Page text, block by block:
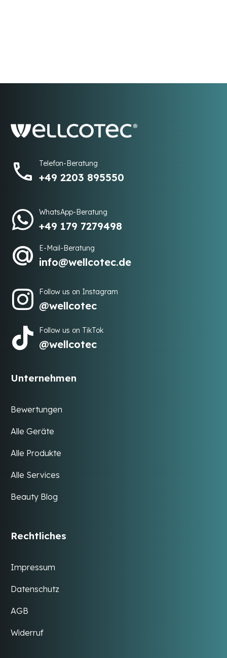
Telefon-Beratung
+49 2203 895550
WhatsApp-Beratung
+49 179 7279498
E-Mail-Beratung
info@wellcotec.de
Follow us on Instagram
@wellcotec
Follow us on TikTok
@wellcotec
Unternehmen
Bewertungen
Alle Geräte
Alle Produkte
Alle Services
Beauty Blog
Rechtliches
Impressum
Datenschutz
AGB
Widerruf